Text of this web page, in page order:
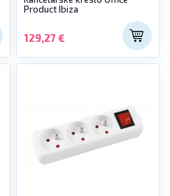
Product Ibiza
129,27 €